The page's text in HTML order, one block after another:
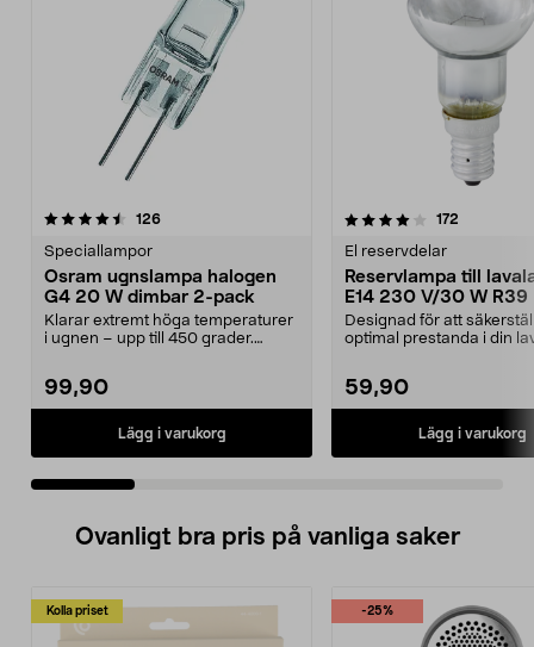
126recensioner
Speciallampor
Osram ugnslampa halogen
G4 20 W dimbar 2-pack
Klarar extremt höga temperaturer
i ugnen – upp till 450 grader.
99,90
Lägg i varukorg
4.0 av 5 stjärnor 172
El reservdelar
Reservlampa till
E14 230 V/30 W R39
Designad för att
optimal prestanda i din
59,90
Lägg i varukorg
4.5 av 5 stjärnor
Ovanligt bra pris på vanliga saker
Kolla priset -25%